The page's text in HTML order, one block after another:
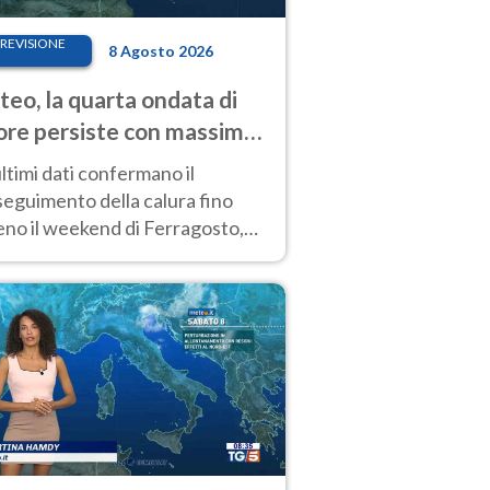
8 Agosto 2026
la quarta ondata di
persiste con massime
molto elevate
dati confermano il
della calura fino
il weekend di Ferragosto,
prossima